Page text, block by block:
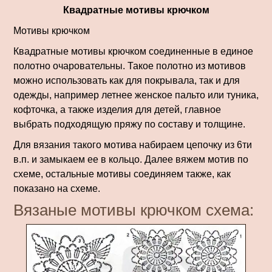
Квадратные мотивы крючком
Мотивы крючком
Квадратные мотивы крючком соединенные в единое
полотно очаровательны. Такое полотно из мотивов
можно использовать как для покрывала, так и для
одежды, например летнее женское пальто или туника,
кофточка, а также изделия для детей, главное
выбрать подходящую пряжу по составу и толщине.
Для вязания такого мотива набираем цепочку из 6ти
в.п. и замыкаем ее в кольцо. Далее вяжем мотив по
схеме, остальные мотивы соединяем также, как
показано на схеме.
Вязаные мотивы крючком схема: